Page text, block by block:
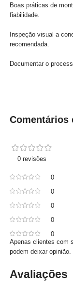
Boas práticas de
fiabilidade.
Inspeção visual a
recomendada.
Documentar o
Comentários
0 revisões
0
0
0
0
0
Avaliações
Apenas clientes com
podem deixar opinião.